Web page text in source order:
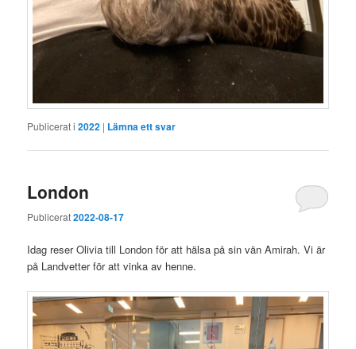
Publicerat i 2022 | Lämna ett svar
London
Publicerat2022-08-17
Idag reser Olivia till London för att hälsa på sin vän Amirah. Vi är
på Landvetter för att vinka av henne.